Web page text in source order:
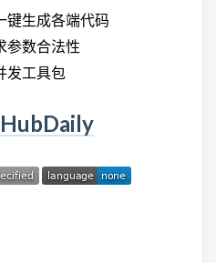
键生成各端代码
参数合法性
发工具包